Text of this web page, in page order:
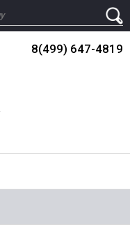
8(499) 647-4819